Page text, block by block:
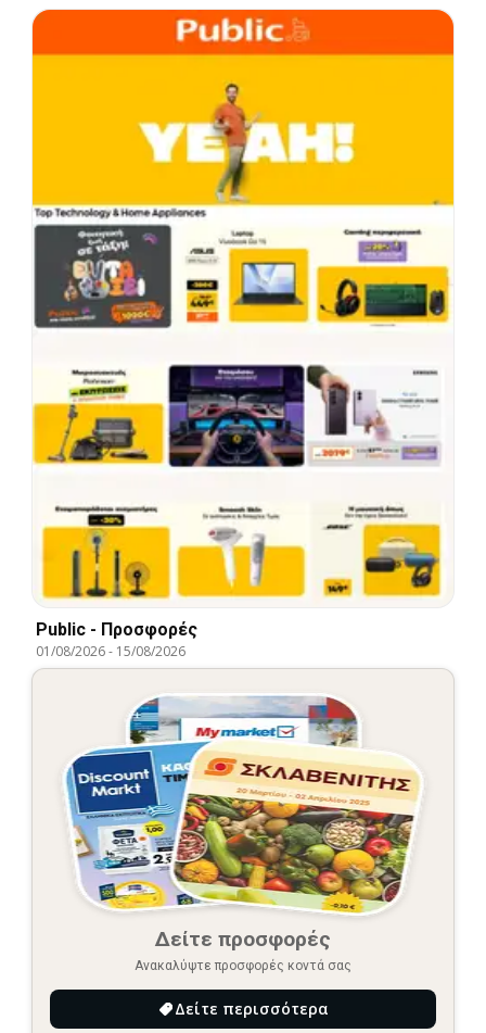
Public - Προσφορές
01/08/2026- 15/08/2026
Δείτε προσφορές
Ανακαλύψτε προσφορές κοντά σας
Δείτε περισσότερα